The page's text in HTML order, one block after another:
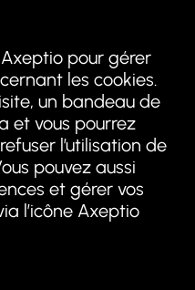
pour gérer
les cookies.
un bandeau de
et vous pourrez
l’utilisation de
pouvez aussi
et gérer vos
l’icône Axeptio